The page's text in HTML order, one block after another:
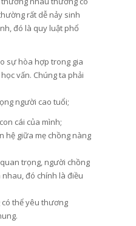
rất dễ nảy sinh
đó là quy luật phổ
sự hòa hợp trong gia
vấn. Chúng ta phải
người cao tuổi;
cái của mình;
hệ giữa mẹ chồng nàng
trọng, người chồng
đó chính là điều
có thể yêu thương